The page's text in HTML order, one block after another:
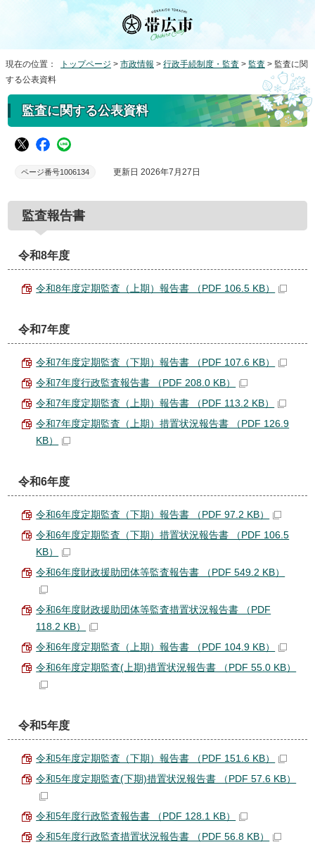
現在の位置： トップページ > 市政情報 > 行政手続制度・監査 > 監査 > 監査に関
する公表資料
監査に関する公表資料
ページ番号1006134 更新日 2026年7月27日
監査報告書
令和8年度
令和8年度定期監査（上期）報告書 （PDF 106.5 KB）
令和7年度
令和7年度定期監査（下期）報告書 （PDF 107.6 KB）
令和7年度行政監査報告書 （PDF 208.0 KB）
令和7年度定期監査（上期）報告書 （PDF 113.2 KB）
令和7年度定期監査（上期）措置状況報告書 （PDF 126.9
KB）
令和6年度
令和6年度定期監査（下期）報告書 （PDF 97.2 KB）
令和6年度定期監査（下期）措置状況報告書 （PDF 106.5
KB）
令和6年度財政援助団体等監査報告書 （PDF 549.2 KB）
令和6年度財政援助団体等監査措置状況報告書 （PDF
118.2 KB）
令和6年度定期監査（上期）報告書 （PDF 104.9 KB）
令和6年度定期監査(上期)措置状況報告書 （PDF 55.0 KB）
令和5年度
令和5年度定期監査（下期）報告書 （PDF 151.6 KB）
令和5年度定期監査(下期)措置状況報告書 （PDF 57.6 KB）
令和5年度行政監査報告書 （PDF 128.1 KB）
令和5年度行政監査措置状況報告書 （PDF 56.8 KB）